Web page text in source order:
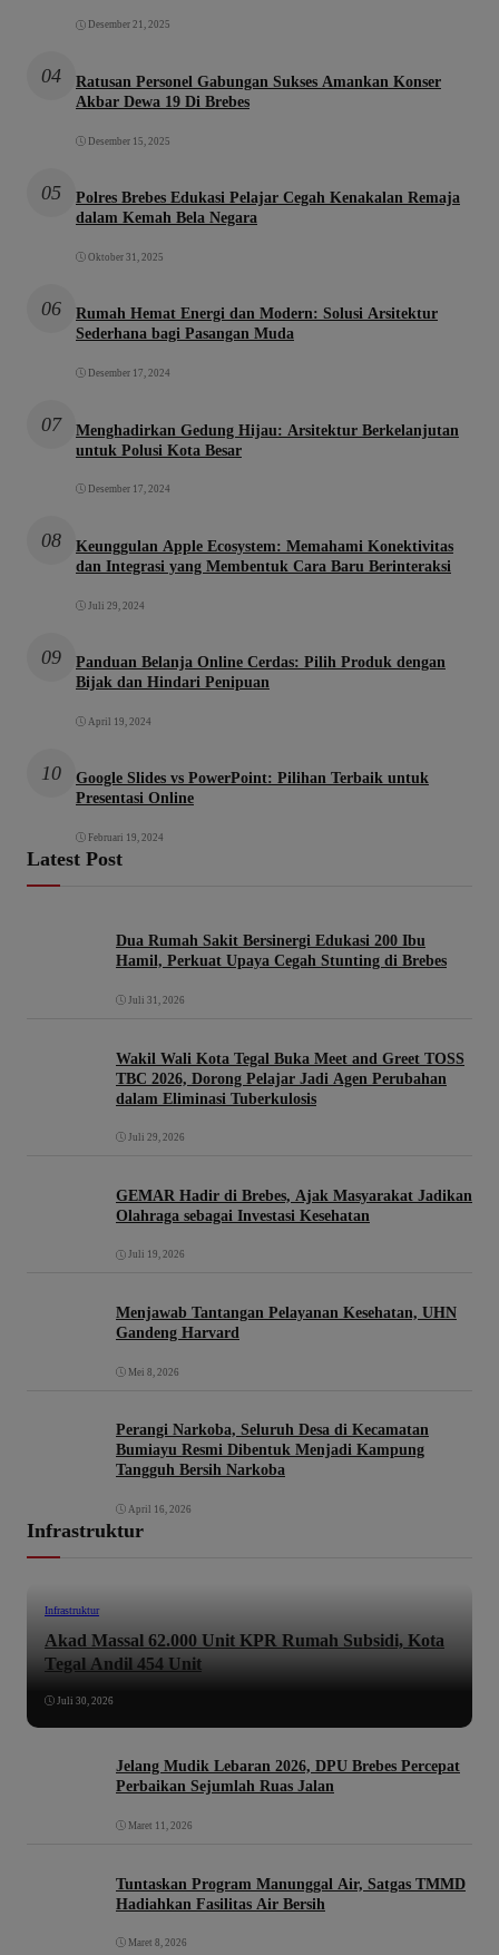
Desember 21, 2025
04
Ratusan Personel Gabungan Sukses Amankan Konser
Akbar Dewa 19 Di Brebes
Desember 15, 2025
05
Polres Brebes Edukasi Pelajar Cegah Kenakalan Remaja
dalam Kemah Bela Negara
Oktober 31, 2025
06
Rumah Hemat Energi dan Modern: Solusi Arsitektur
Sederhana bagi Pasangan Muda
Desember 17, 2024
07
Menghadirkan Gedung Hijau: Arsitektur Berkelanjutan
untuk Polusi Kota Besar
Desember 17, 2024
08
Keunggulan Apple Ecosystem: Memahami Konektivitas
dan Integrasi yang Membentuk Cara Baru Berinteraksi
Juli 29, 2024
09
Panduan Belanja Online Cerdas: Pilih Produk dengan
Bijak dan Hindari Penipuan
April 19, 2024
10
Google Slides vs PowerPoint: Pilihan Terbaik untuk
Presentasi Online
Februari 19, 2024
Latest Post
Dua Rumah Sakit Bersinergi Edukasi 200 Ibu
Hamil, Perkuat Upaya Cegah Stunting di Brebes
Juli 31, 2026
Wakil Wali Kota Tegal Buka Meet and Greet TOSS
TBC 2026, Dorong Pelajar Jadi Agen Perubahan
dalam Eliminasi Tuberkulosis
Juli 29, 2026
GEMAR Hadir di Brebes, Ajak Masyarakat Jadikan
Olahraga sebagai Investasi Kesehatan
Juli 19, 2026
Menjawab Tantangan Pelayanan Kesehatan, UHN
Gandeng Harvard
Mei 8, 2026
Perangi Narkoba, Seluruh Desa di Kecamatan
Bumiayu Resmi Dibentuk Menjadi Kampung
Tangguh Bersih Narkoba
April 16, 2026
Infrastruktur
Infrastruktur
Akad Massal 62.000 Unit KPR Rumah Subsidi, Kota
Tegal Andil 454 Unit
Juli 30, 2026
Jelang Mudik Lebaran 2026, DPU Brebes Percepat
Perbaikan Sejumlah Ruas Jalan
Maret 11, 2026
Tuntaskan Program Manunggal Air, Satgas TMMD
Hadiahkan Fasilitas Air Bersih
Maret 8, 2026